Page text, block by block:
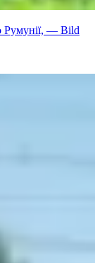
Румунії, — Bild